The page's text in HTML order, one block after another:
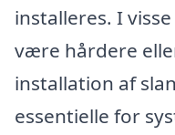
installeres. I
være hårdere
installation af
essentielle for